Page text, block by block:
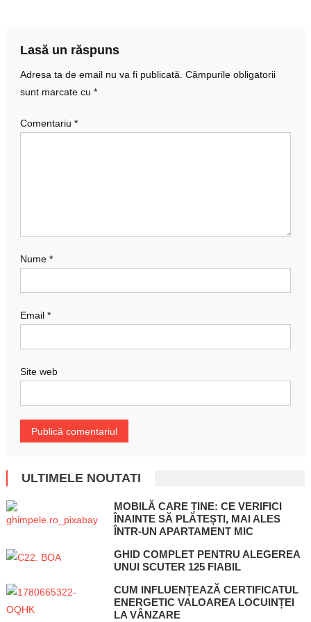
Lasă un răspuns
Adresa ta de email nu va fi publicată. Câmpurile obligatorii
sunt marcate cu *
Comentariu *
Nume *
Email *
Site web
ULTIMELE NOUTATI
MOBILĂ CARE ȚINE: CE VERIFICI
ÎNAINTE SĂ PLĂTEȘTI, MAI ALES
ÎNTR-UN APARTAMENT MIC
GHID COMPLET PENTRU ALEGEREA
UNUI SCUTER 125 FIABIL
CUM INFLUENȚEAZĂ CERTIFICATUL
ENERGETIC VALOAREA LOCUINȚEI
LA VÂNZARE